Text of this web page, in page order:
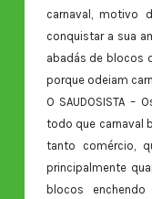
carnaval, motivo
conquistar a sua
abadás de blocos
porque odeiam
O SAUDOSISTA
todo que carnaval
tanto comércio,
principalmente
blocos